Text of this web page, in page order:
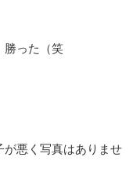
勝った（笑
悪く写真はありませ